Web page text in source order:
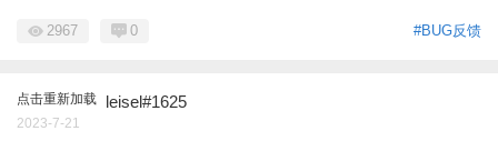
#BUG反馈
2967 0
点击重新加载 leisel#1625
2023-7-21